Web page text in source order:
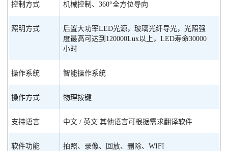
控制方式 机械控制、360°全方位导向
照明方式
后置大功率LED光源，玻璃光纤导光，光照强
度最高可达到120000Lux以上，LED寿命30000
小时
操作系统 智能操作系统
操作方式 物理按键
支持语言 中文 / 英文 其他语言可根据需求翻译软件
软件功能 拍照、录像、回放、删除、WIFI